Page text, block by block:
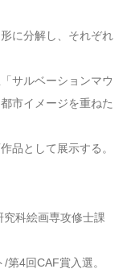
に分解し、それぞれ
サルベーションマウ
市イメージを重ねた
品として展示する。
科絵画専攻修士課
4回CAF賞入選。